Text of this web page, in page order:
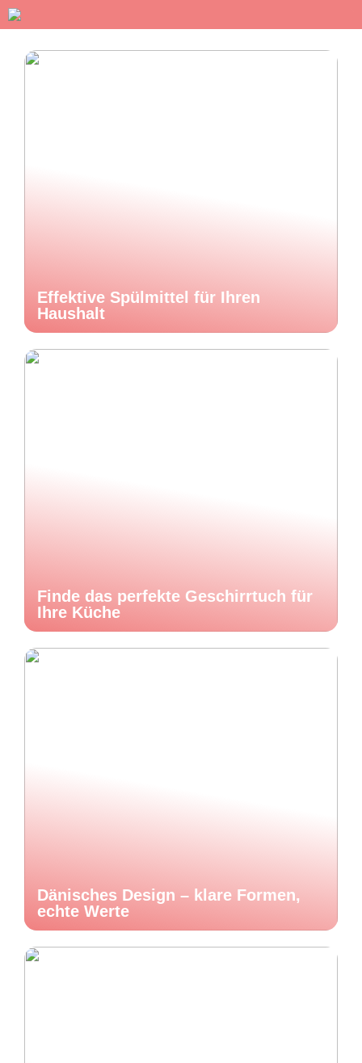
Effektive Spülmittel für Ihren
Haushalt
Finde das perfekte Geschirrtuch für
Ihre Küche
Dänisches Design – klare Formen,
echte Werte